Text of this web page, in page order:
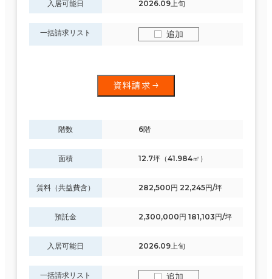
入居可能日 2026.09上旬
一括請求リスト 追加
資料請求
階数 6階
面積 12.7坪（41.984㎡）
賃料（共益費含） 282,500円 22,245円/坪
預託金 2,300,000円 181,103円/坪
入居可能日 2026.09上旬
一括請求リスト 追加